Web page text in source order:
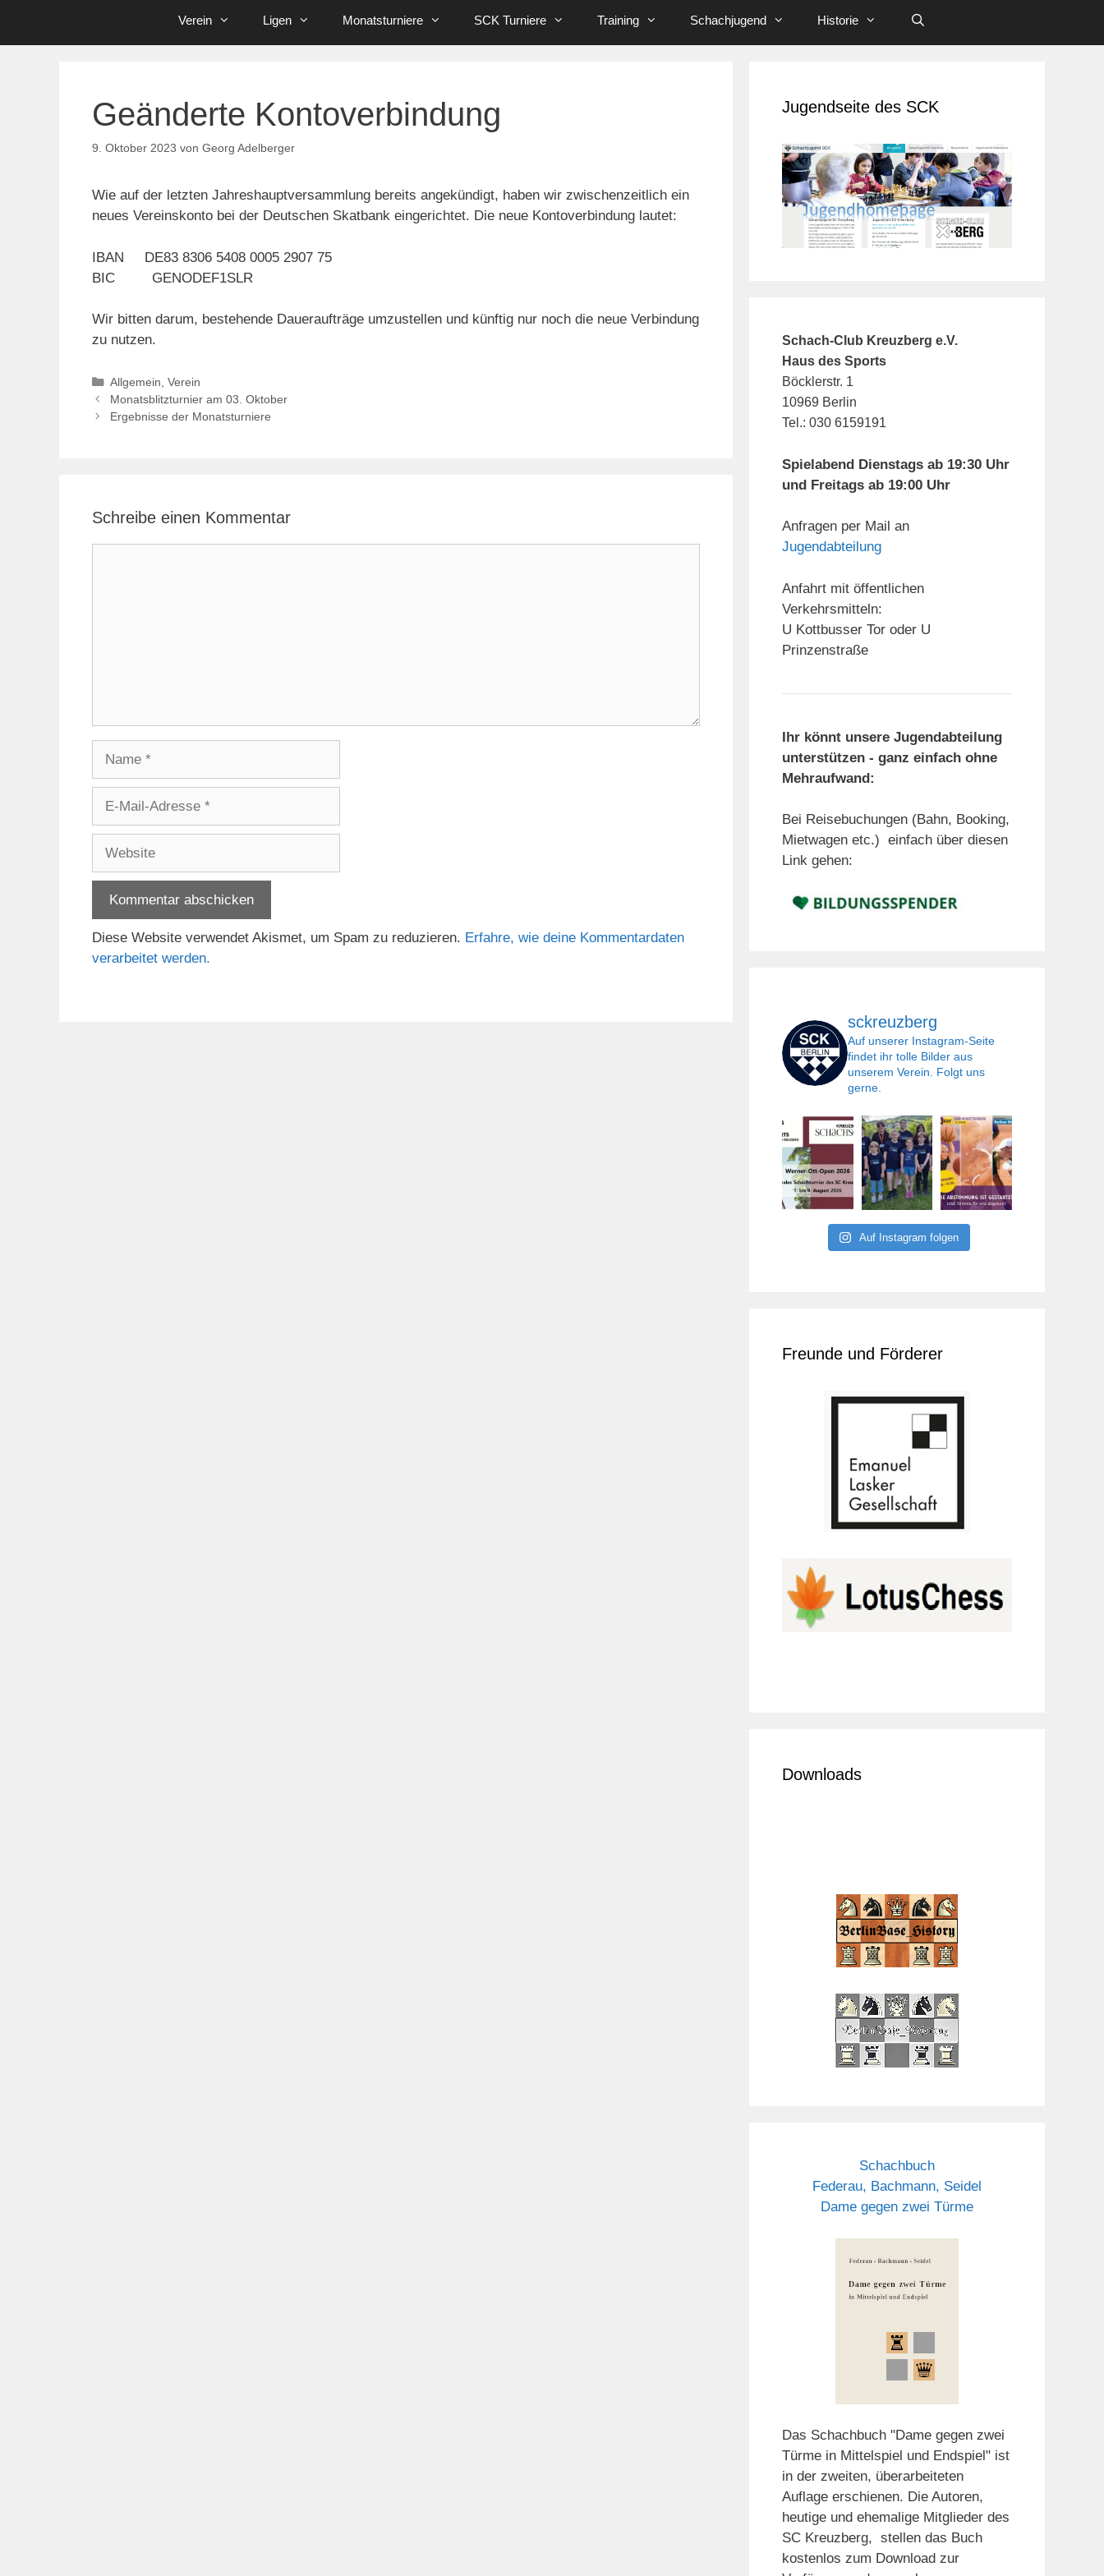
Verein Ligen Monatsturniere SCK Turniere Training Schachjugend Historie
Geänderte Kontoverbindung
9. Oktober 2023 von Georg Adelberger
Wie auf der letzten Jahreshauptversammlung bereits angekündigt, haben wir zwischenzeitlich ein
neues Vereinskonto bei der Deutschen Skatbank eingerichtet. Die neue Kontoverbindung lautet:
IBAN DE83 8306 5408 0005 2907 75
BIC GENODEF1SLR
Wir bitten darum, bestehende Daueraufträge umzustellen und künftig nur noch die neue Verbindung
zu nutzen.
Kategorien
Allgemein Verein
Monatsblitzturnier am 03. Oktober
Ergebnisse der Monatsturniere
Schreibe einen Kommentar
Adresse
Diese Website verwendet Akismet, um Spam zu reduzieren. Erfahre, wie deine Kommentardaten
verarbeitet werden.
Jugendseite des SCK
Schach-Club Kreuzberg e.V.
Haus des Sports
Böcklerstr. 1
10969 Berlin
Tel.: 030 6159191
Spielabend Dienstags ab 19:30 Uhr
und Freitags ab 19:00 Uhr
Anfragen per Mail an
Jugendabteilung
Anfahrt mit öffentlichen
Verkehrsmitteln:
U Kottbusser Tor oder U
Prinzenstraße
Ihr könnt unsere Jugendabteilung
unterstützen - ganz einfach ohne
Mehraufwand:
Bei Reisebuchungen (Bahn, Booking,
Mietwagen etc.) einfach über diesen
Link gehen:
sckreuzberg
Auf unserer Instagram-Seite
findet ihr tolle Bilder aus
unserem Verein. Folgt uns
gerne.
Auf Instagram folgen
Freunde und Förderer
Downloads
Schachbuch
Federau, Bachmann, Seidel
Dame gegen zwei Türme
Das Schachbuch "Dame gegen zwei
Türme in Mittelspiel und Endspiel" ist
in der zweiten, überarbeiteten
Auflage erschienen. Die Autoren,
heutige und ehemalige Mitglieder des
SC Kreuzberg, stellen das Buch
kostenlos zum Download zur